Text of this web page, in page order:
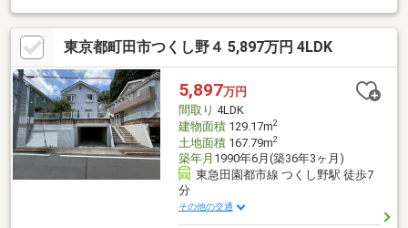
京・神奈川エリアを中心にお客様に寄り添った提案をいたします
(2)物件のいい所も悪い所もしっかりとお客様にお伝えします(3)経
験豊富なスタッフがお客様に合った金融機関をご提案いたします
東京都町田市つくし野４ 5,897万円 4LDK
5,897万円
間取り 4LDK
建物面積129.17m2
土地面積167.79m2
築年月 1990年6月(築36年3ヶ月)
東急田園都市線 つくし野駅 徒歩7
分
その他の交通